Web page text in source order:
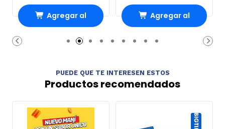
Agregar al
Carro
Agregar al
Carro
PUEDE QUE TE INTERESEN ESTOS
Productos recomendados